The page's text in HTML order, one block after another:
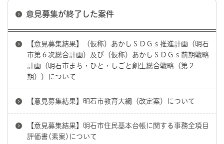
意見募集が終了した案件
【意見募集結果】（仮称）あかしＳＤＧｓ推進計画（明石
市第６次総合計画）及び（仮称）あかしＳＤＧｓ前期戦略
計画（明石市まち・ひと・しごと創生総合戦略（第２
期））について
【意見募集結果】明石市教育大綱（改定案）について
【意見募集結果】明石市住民基本台帳に関する事務全項目
評価書(素案)について